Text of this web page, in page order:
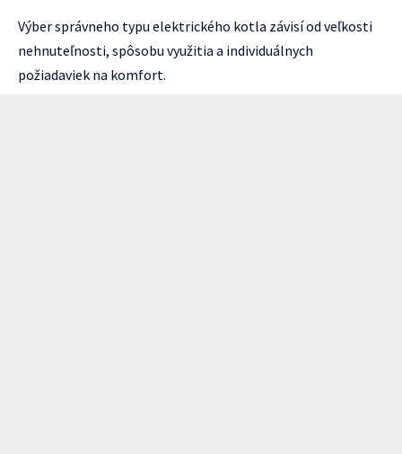
Výber správneho typu elektrického kotla závisí od veľkosti
nehnuteľnosti, spôsobu využitia a individuálnych
požiadaviek na komfort.